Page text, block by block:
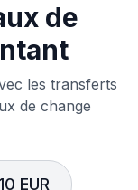
de
les transferts
de change
10 EUR